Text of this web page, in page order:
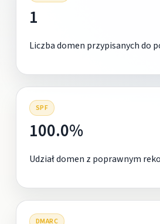
1
Liczba domen przypisanych do
SPF
100.0%
Udział domen z poprawnym
DMARC